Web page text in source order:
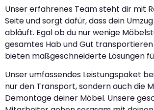
Unser erfahrenes Team steht dir mit
Seite und sorgt dafür, dass dein
abläuft. Egal ob du nur wenige
gesamtes Hab und Gut
bieten maßgeschneiderte Lösungen
Unser umfassendes Leistungspaket
nur den Transport, sondern auch die
Demontage deiner Möbel. Unsere